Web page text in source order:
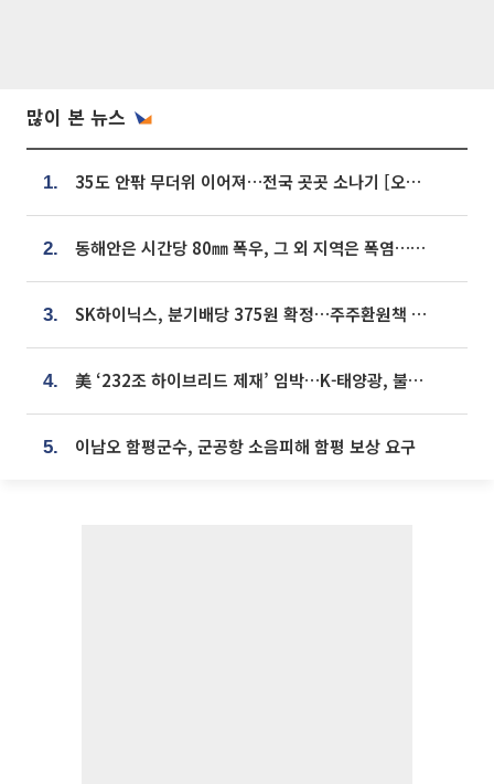
많이 본 뉴스
1. 35도 안팎 무더위 이어져…전국 곳곳 소나기 [오늘 날씨]
2. 동해안은 시간당 80㎜ 폭우, 그 외 지역은 폭염…‘극과 극 날씨’
3. SK하이닉스, 분기배당 375원 확정…주주환원책 9월로 앞당겨 발표
4. 美 ‘232조 하이브리드 제재’ 임박…K-태양광, 불확실성 털고 날개 다나
5. 이남오 함평군수, 군공항 소음피해 함평 보상 요구